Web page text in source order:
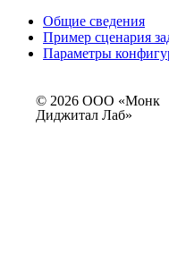
Общие сведения
Пример сценария
Параметры
© 2026 ООО «Монк
Диджитал Лаб»